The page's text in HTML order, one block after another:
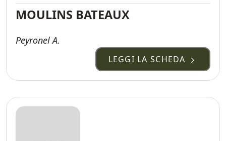
MOULINS BATEAUX
Peyronel A.
LEGGI LA SCHEDA